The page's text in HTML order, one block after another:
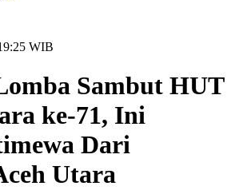
WIB
Sambut HUT
ke-71, Ini
Dari
Utara